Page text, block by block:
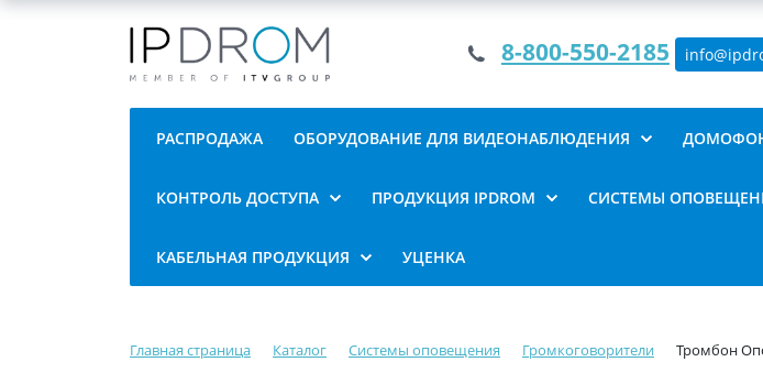
8-800-550-2185
РАСПРОДАЖА ОБОРУДОВАНИЕ ДЛЯ ВИДЕОНАБЛЮДЕНИЯ
КОНТРОЛЬ ДОСТУПА ПРОДУКЦИЯ IPDROM СИСТЕМЫ
КАБЕЛЬНАЯ ПРОДУКЦИЯ УЦЕНКА
Главная страница Каталог Системы оповещения Громкоговорители Тромбон